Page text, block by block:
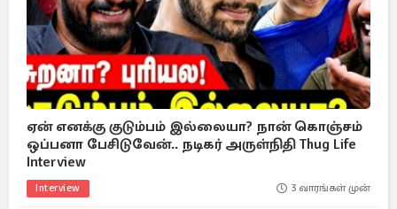
ஏன் எனக்கு குடும்பம் இல்லையா? நான் கொஞ்சம்
ஒப்பனா பேசிடுவேன்.. நடிகர் அருள்நிதி Thug Life
Interview
Interview 3 வாரங்கள் முன்